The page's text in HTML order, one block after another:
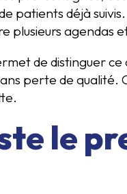
patients déjà
agendas
de distinguer
perte de qualité.
le